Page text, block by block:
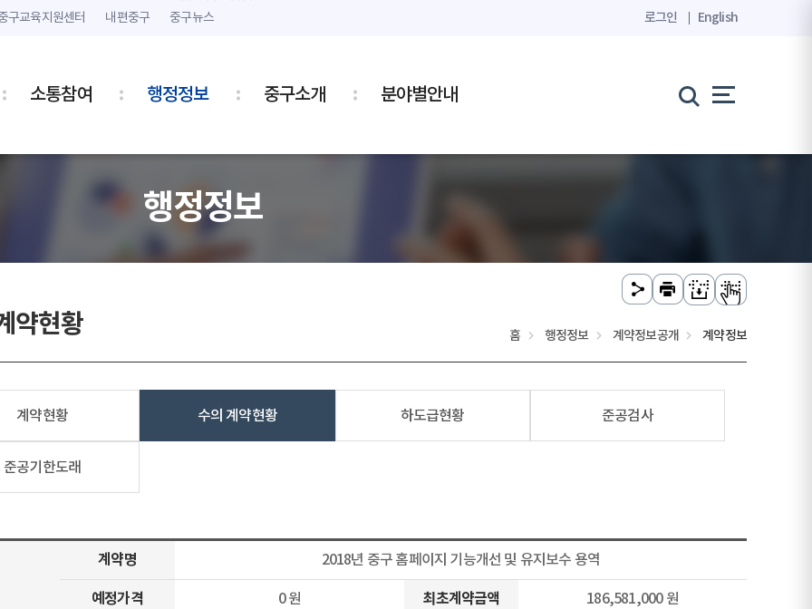
구교육지원센터 내편중구 중구뉴스 로그인 English
소통참여 행정정보 중구소개 분야별안내
행정정보
약현황 홈 행정정보 계약정보공개 계약정보
계약현황 수의 계약현황 하도급현황 준공검사
준공기한도래
계약명 2018년 중구 홈페이지 기능개선 및 유지보수 용역
예정가격 0 원 최초계약금액 186,581,000 원